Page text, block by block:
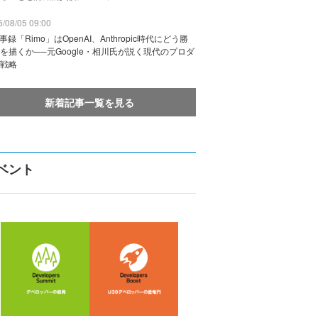
08/05 09:00
録「Rimo」はOpenAI、Anthropic時代にどう勝
描くか──元Google・相川氏が説く現代のプロダ
略
新着記事一覧を見る
ント